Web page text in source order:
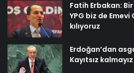
Fatih Erbakan:
YPG biz de
kılıyoruz
Erdoğan’dan
Kayıtsız kalmayız